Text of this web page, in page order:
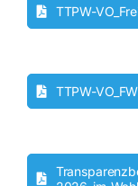
Kontakt
TTPW-
TTPW-